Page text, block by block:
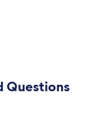
Questions